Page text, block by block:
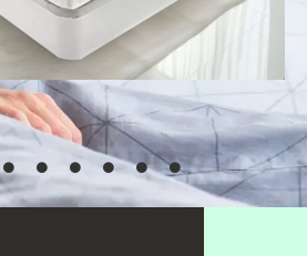
Seleccionar
opciones